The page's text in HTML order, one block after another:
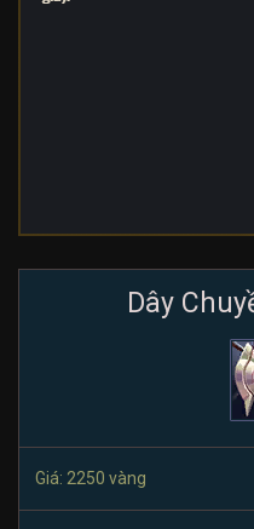
Dây
Giá: 2250 vàng